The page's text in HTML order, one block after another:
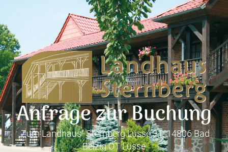
Anfrage zur Buchung
„Zum Landhaus“ Sternberg Lüsse 31, 14806 Bad
Belzig OT Lüsse